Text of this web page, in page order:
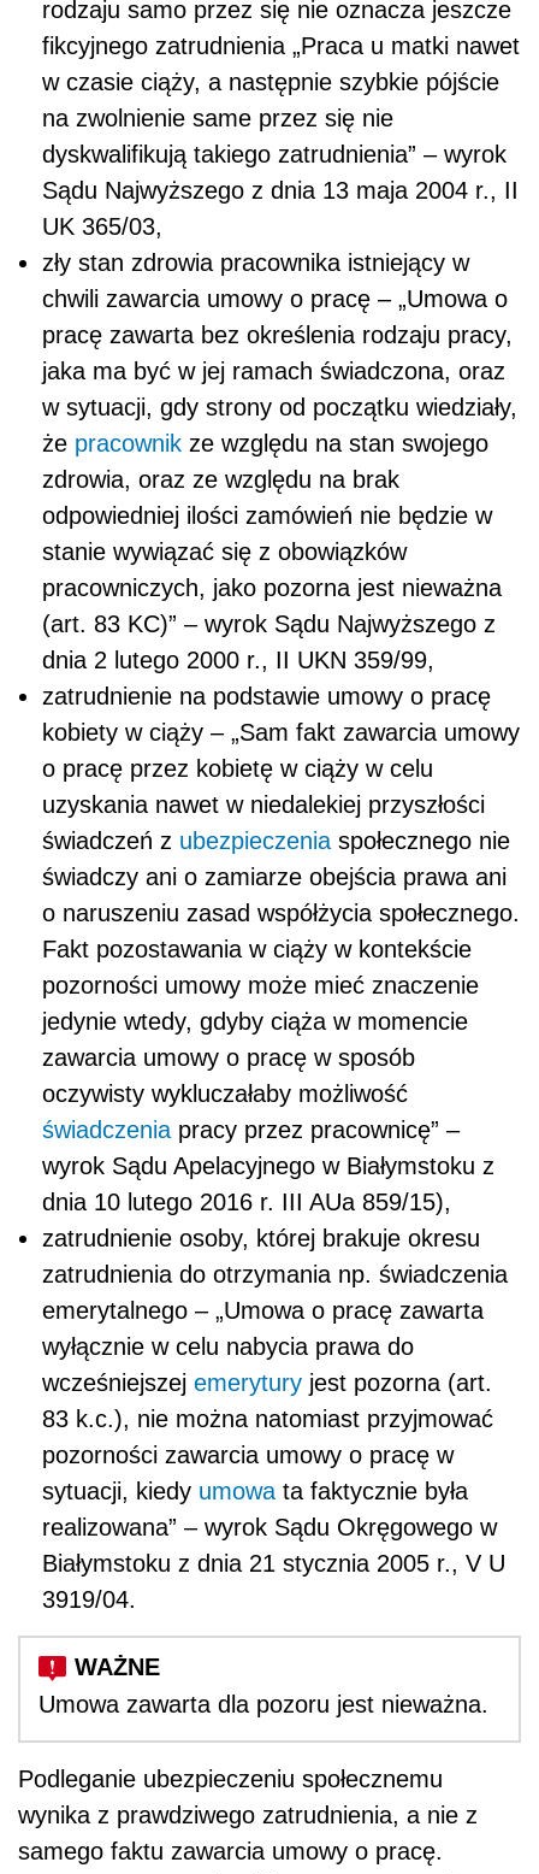
rodzaju samo przez się nie oznacza jeszcze
fikcyjnego zatrudnienia „Praca u matki nawet
w czasie ciąży, a następnie szybkie pójście
na zwolnienie same przez się nie
dyskwalifikują takiego zatrudnienia” – wyrok
Sądu Najwyższego z dnia 13 maja 2004 r., II
UK 365/03,
zły stan zdrowia pracownika istniejący w
chwili zawarcia umowy o pracę – „Umowa o
pracę zawarta bez określenia rodzaju pracy,
jaka ma być w jej ramach świadczona, oraz
w sytuacji, gdy strony od początku wiedziały,
że pracownik ze względu na stan swojego
zdrowia, oraz ze względu na brak
odpowiedniej ilości zamówień nie będzie w
stanie wywiązać się z obowiązków
pracowniczych, jako pozorna jest nieważna
(art. 83 KC)” – wyrok Sądu Najwyższego z
dnia 2 lutego 2000 r., II UKN 359/99,
zatrudnienie na podstawie umowy o pracę
kobiety w ciąży – „Sam fakt zawarcia umowy
o pracę przez kobietę w ciąży w celu
uzyskania nawet w niedalekiej przyszłości
świadczeń z ubezpieczenia społecznego nie
świadczy ani o zamiarze obejścia prawa ani
o naruszeniu zasad współżycia społecznego.
Fakt pozostawania w ciąży w kontekście
pozorności umowy może mieć znaczenie
jedynie wtedy, gdyby ciąża w momencie
zawarcia umowy o pracę w sposób
oczywisty wykluczałaby możliwość
świadczenia pracy przez pracownicę” –
wyrok Sądu Apelacyjnego w Białymstoku z
dnia 10 lutego 2016 r. III AUa 859/15),
zatrudnienie osoby, której brakuje okresu
zatrudnienia do otrzymania np. świadczenia
emerytalnego – „Umowa o pracę zawarta
wyłącznie w celu nabycia prawa do
wcześniejszej emerytury jest pozorna (art.
83 k.c.), nie można natomiast przyjmować
pozorności zawarcia umowy o pracę w
sytuacji, kiedy umowa ta faktycznie była
realizowana” – wyrok Sądu Okręgowego w
Białymstoku z dnia 21 stycznia 2005 r., V U
3919/04.
Umowa zawarta dla pozoru jest nieważna.
Podleganie ubezpieczeniu społecznemu
wynika z prawdziwego zatrudnienia, a nie z
samego faktu zawarcia umowy o pracę.